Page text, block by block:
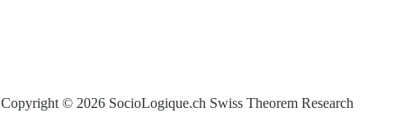
Copyright © 2026 SocioLogique.ch Swiss Theorem Research